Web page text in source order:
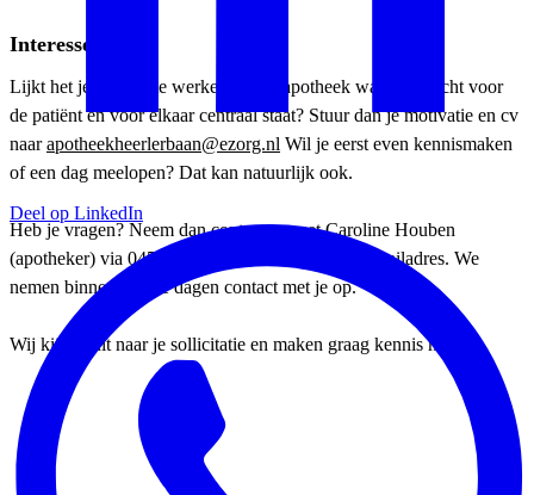
Interesse?
Lijkt het je fijn om te werken in een apotheek waar aandacht voor
de patiënt én voor elkaar centraal staat? Stuur dan je motivatie en cv
naarapotheekheerlerbaan@ezorg.nl Wil je eerst even kennismaken
of een dag meelopen? Dat kan natuurlijk ook.
Heb je vragen? Neem dan contact op met Caroline Houben
(apotheker) via 045-566 0388 of via hetzelfde e-mailadres. We
nemen binnen enkele dagen contact met je op.
Wij kijken uit naar je sollicitatie en maken graag kennis met je.
Deel op LinkedIn